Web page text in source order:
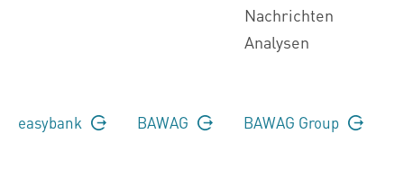
Nachrichten
Analysen
easybank BAWAG BAWAG Group